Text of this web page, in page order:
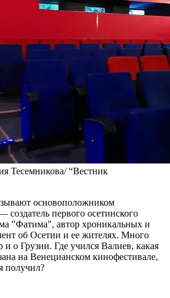
Тесемникова/ “Вестник
основоположником
первого осетинского
"Фатима", автор хроникальных и
об Осетии и ее жителях. Много
о Грузии. Где учился Валиев, какая
на Венецианском кинофестивале,
получил?